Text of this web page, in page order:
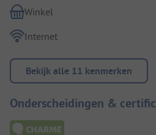
Winkel
Internet
Bekijk alle 11 kenmerken
Onderscheidingen &